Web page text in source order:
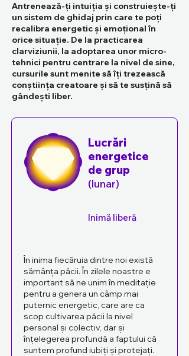
Antrenează-ți intuiția și construiește-ți
un sistem de ghidaj prin care te poți
recalibra energetic și emoțional în
orice situație. De la practicarea
clarviziunii, la adoptarea unor micro-
tehnici pentru centrare la nivel de sine,
cursurile sunt menite să îți trezească
conștiința creatoare și să te susțină să
gândești liber.
Lucrări
energetice
de grup
(lunar)
Inimă liberă
În inima fiecăruia dintre noi există
sămânța păcii. În zilele noastre e
important să ne unim în meditație
pentru a genera un câmp mai
puternic energetic, care are ca
scop cultivarea păcii la nivel
personal și colectiv, dar și
înțelegerea profundă a faptului că
suntem profund iubiți şi protejați.